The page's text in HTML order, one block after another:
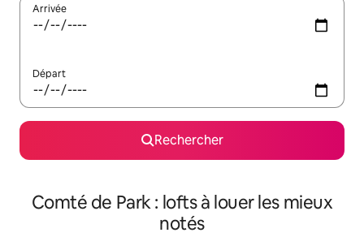
Arrivée
Départ
Rechercher
Comté de Park : lofts à louer les mieux
notés